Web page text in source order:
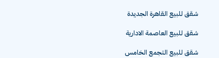
شقق للبيع القاهرة الجديدة
شقق للبيع العاصمة الادارية
شقق للبيع التجمع الخامس